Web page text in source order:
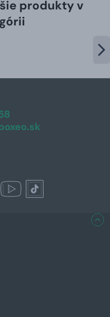
produkty v